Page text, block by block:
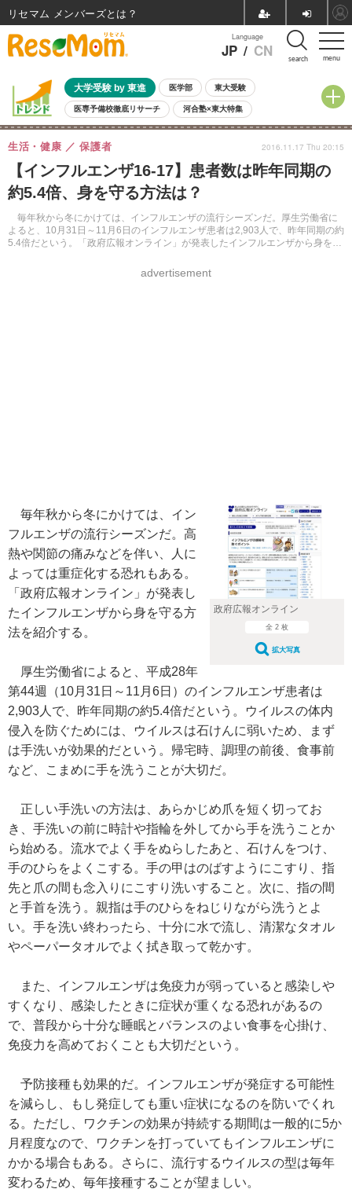
menu
Language
JP / CN search
大学受験 by 東進 医学部 東大受験
医専予備校徹底リサーチ 河合塾×東大特集
親子で考える大学選び 高校受験 中学受験 小学校受験
共通テスト 夏休み
8月開催イベント・WS 全国公立高校 過去問 人気記事
自由研究教材（小学生向け） 自由研究教材（中学生向け）
【インフルエンザ16-17】患者数は昨年同期の
約5.4倍、身を守る方法は？
毎年秋から冬にかけては、インフルエンザの流行シーズンだ。厚生労働省に
よると、10月31日～11月6日のインフルエンザ患者は2,903人で、昨年同期の約
5.4倍だという。「政府広報オンライン」が発表したインフルエンザから身を守
生活・健康 保護者
advertisement
2016.11.17 Thu 20:15
政府広報オンライン
全 2 枚
拡大写真
毎年秋から冬にかけては、イン
フルエンザの流行シーズンだ。高
熱や関節の痛みなどを伴い、人に
よっては重症化する恐れもある。
「政府広報オンライン」が発表し
たインフルエンザから身を守る方
法を紹介する。
厚生労働省によると、平成28年
第44週（10月31日～11月6日）のインフルエンザ患者は
2,903人で、昨年同期の約5.4倍だという。ウイルスの体内
侵入を防ぐためには、ウイルスは石けんに弱いため、まず
は手洗いが効果的だという。帰宅時、調理の前後、食事前
など、こまめに手を洗うことが大切だ。
正しい手洗いの方法は、あらかじめ爪を短く切ってお
き、手洗いの前に時計や指輪を外してから手を洗うことか
ら始める。流水でよく手をぬらしたあと、石けんをつけ、
手のひらをよくこする。手の甲はのばすようにこすり、指
先と爪の間も念入りにこすり洗いすること。次に、指の間
と手首を洗う。親指は手のひらをねじりながら洗うとよ
い。手を洗い終わったら、十分に水で流し、清潔なタオル
やペーパータオルでよく拭き取って乾かす。
また、インフルエンザは免疫力が弱っていると感染しや
すくなり、感染したときに症状が重くなる恐れがあるの
で、普段から十分な睡眠とバランスのよい食事を心掛け、
免疫力を高めておくことも大切だという。
予防接種も効果的だ。インフルエンザが発症する可能性
を減らし、もし発症しても重い症状になるのを防いでくれ
る。ただし、ワクチンの効果が持続する期間は一般的に5か
月程度なので、ワクチンを打っていてもインフルエンザに
かかる場合もある。さらに、流行するウイルスの型は毎年
変わるため、毎年接種することが望ましい。
リセマム メンバーズ